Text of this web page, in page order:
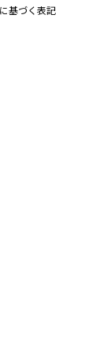
基づく表記